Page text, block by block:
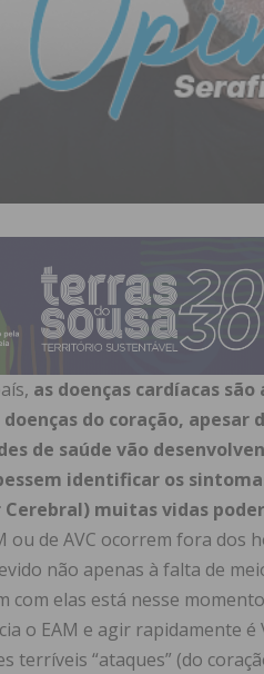
as doenças cardíacas
do coração, apesar
de saúde vão
identificar os
Cerebral) muitas vidas
ou de AVC ocorrem fora
não apenas à falta de
com elas está nesse
o EAM e agir rapidamente
terríveis “ataques” (do